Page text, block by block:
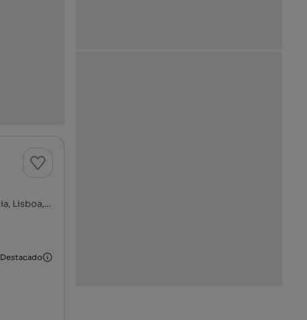
Rua Poiais de São Bento, Príncipe Real - São Bento, Misericórdia, Lisboa, Lisboa
Destacado